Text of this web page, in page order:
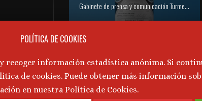
y la
Gabinete de prensa y comunicación Turmeon – Lanzamiento de Turmeon Zero
POLÍTICA DE COOKIES
información estadística anónima. Si
de cookies. Puede obtener más información
en nuestra Política de Cookies.